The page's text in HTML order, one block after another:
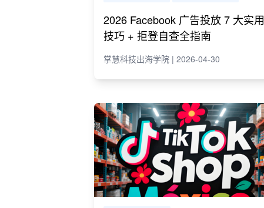
2026 Facebook 广告投放 7 大实用
技巧 + 拒登自查全指南
掌慧科技出海学院 | 2026-04-30